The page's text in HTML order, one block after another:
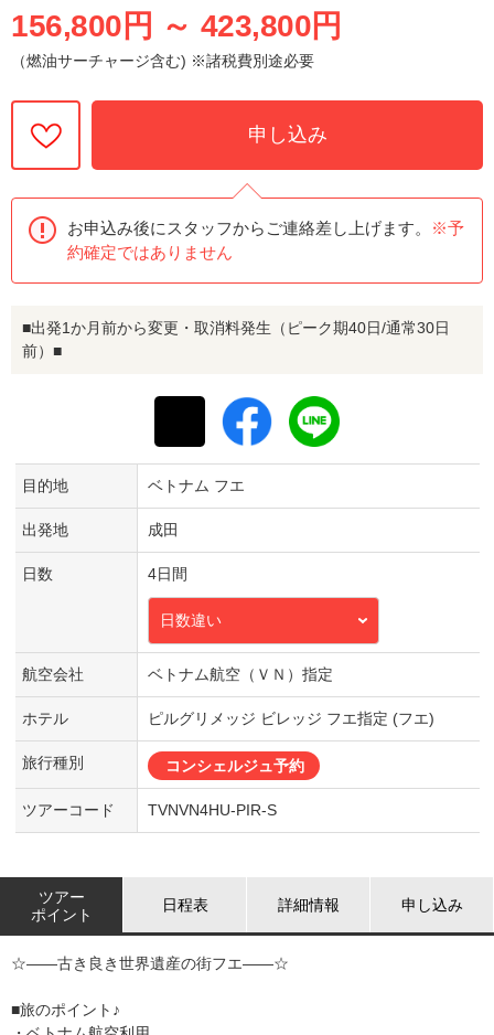
156,800円 ～ 423,800円
（燃油サーチャージ含む) ※諸税費別途必要
申し込み
お申込み後にスタッフからご連絡差し上げます。
※予
約確定ではありません
■出発1か月前から変更・取消料発生（ピーク期40日/通常30日
前）■
目的地 ベトナム フエ
出発地 成田
日数 4日間
日数違い
航空会社 ベトナム航空（ＶＮ）指定
ホテル ピルグリメッジ ビレッジ フエ指定 (フエ)
旅行種別 コンシェルジュ予約
ツアーコード TVNVN4HU-PIR-S
ツアー
ポイント
日程表 詳細情報 申し込み
☆――古き良き世界遺産の街フエ――☆
■旅のポイント♪